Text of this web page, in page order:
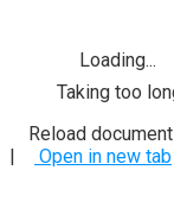
Loading...
Taking too
Reload document
|
Open in new tab